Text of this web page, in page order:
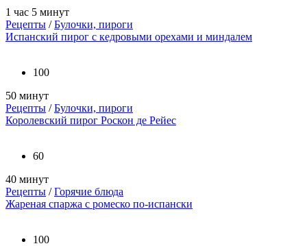
1 час 5 минут
Рецепты /Булочки, пироги
Испанский пирог с кедровыми орехами и миндалем
100
50 минут
Рецепты /Булочки, пироги
Королевский пирог Роскон де Рейес
60
40 минут
Рецепты /Горячие блюда
Жареная спаржа с ромеско по-испански
100